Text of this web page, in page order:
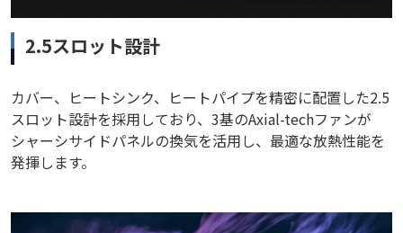
2.5スロット設計
カバー、ヒートシンク、ヒートパイプを精密に配置した2.5
スロット設計を採用しており、3基のAxial-techファンが
シャーシサイドパネルの換気を活用し、最適な放熱性能を
発揮します。